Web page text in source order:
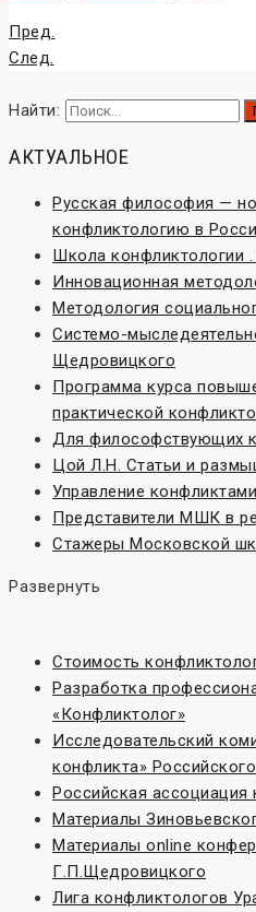
Пред.
След.
Найти:
АКТУАЛЬНОЕ
Русская философия —
конфликтологию в
Школа конфликтологии
Инновационная
Методология
Системо-
Щедровицкого
Программа курса
практической
Для философствующих
Цой Л.Н. Статьи и
Управление
Представители МШК в
Стажеры Московской
Развернуть
Стоимость
Разработка
«Конфликтолог»
Исследовательский
конфликта»
Российская ассоциация
Материалы
Материалы online
Г.П.Щедровицкого
Лига конфликтологов